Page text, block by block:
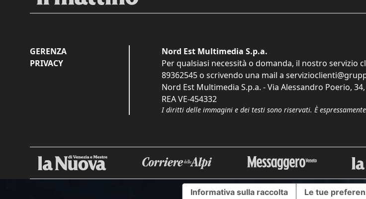
GERENZA
PRIVACY
Nord Est Multimedia S.p.a.
Per qualsiasi necessità o domanda, il nostro servizio
89362545 o scrivendo una mail a
Nord Est Multimedia S.p.a. - Via Alessandro Poerio, 34,
REA VE-454332
I diritti delle immagini e dei testi sono riservati. È
Informativa sulla raccolta Le tue